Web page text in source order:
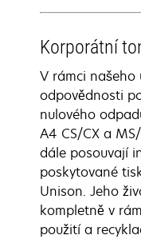
Korporátní
V rámci našeho
odpovědnosti
nulového
A4 CS/CX a
dále posouvají
poskytované
Unison. Jeho
kompletně v
použití a